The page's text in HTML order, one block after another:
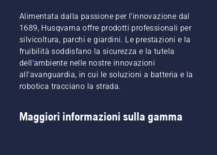
Alimentata dalla passione per l'innovazione dal
1689, Husqvarna offre prodotti professionali per
silvicoltura, parchi e giardini. Le prestazioni e la
fruibilità soddisfano la sicurezza e la tutela
dell'ambiente nelle nostre innovazioni
all'avanguardia, in cui le soluzioni a batteria e la
robotica tracciano la strada.
Maggiori informazioni sulla gamma